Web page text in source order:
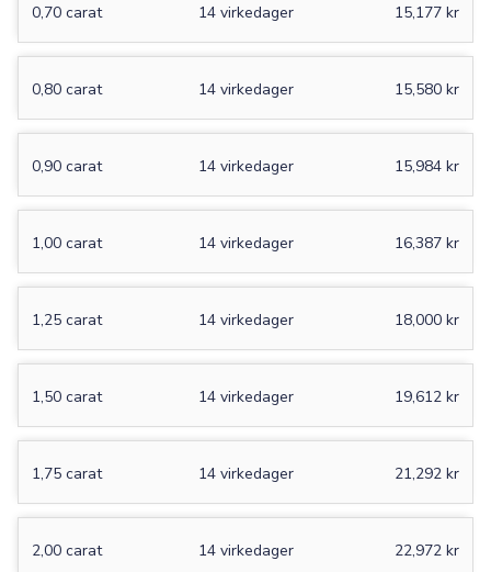
0,70 carat 15,177 kr
14 virkedager
0,80 carat 15,580 kr
14 virkedager
0,90 carat 15,984 kr
14 virkedager
1,00 carat 16,387 kr
14 virkedager
1,25 carat 18,000 kr
14 virkedager
1,50 carat 19,612 kr
14 virkedager
1,75 carat 21,292 kr
14 virkedager
2,00 carat 22,972 kr
14 virkedager